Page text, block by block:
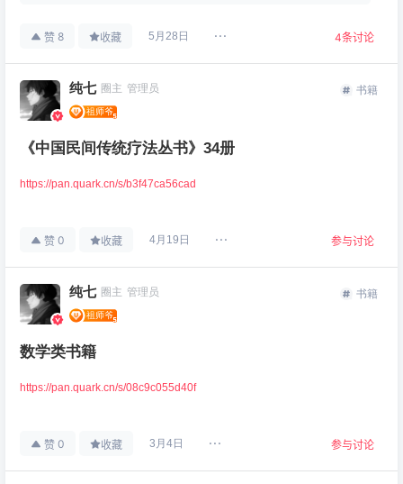
赞 8 收藏 5月28日 4条讨论
纯七 圈主 管理员 书籍
《中国民间传统疗法丛书》34册
https://pan.quark.cn/s/b3f47ca56cad
赞 0 收藏 4月19日 参与讨论
纯七 圈主 管理员 书籍
数学类书籍
https://pan.quark.cn/s/08c9c055d40f
赞 0 收藏 3月4日 参与讨论